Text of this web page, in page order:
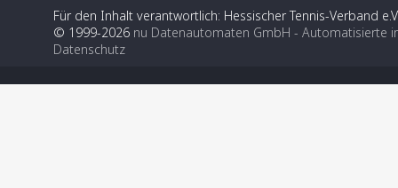
Für den Inhalt verantwortlich: Hessischer Tennis-Verband
© 1999-2026 nu Datenautomaten GmbH - Automatisierte
Datenschutz